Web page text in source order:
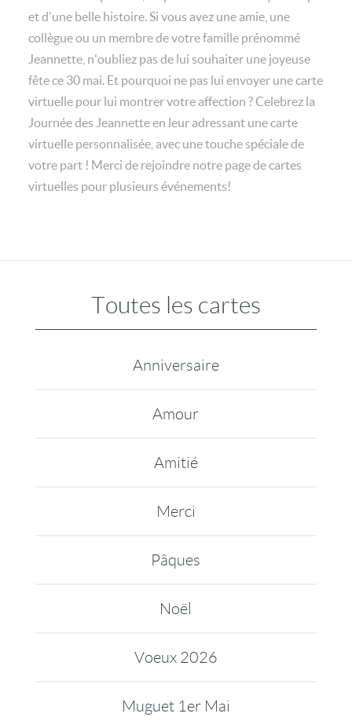
et d'une belle histoire. Si vous avez une amie, une
collègue ou un membre de votre famille prénommé
Jeannette, n'oubliez pas de lui souhaiter une joyeuse
fête ce 30 mai. Et pourquoi ne pas lui envoyer une carte
virtuelle pour lui montrer votre affection ? Celebrez la
Journée des Jeannette en leur adressant une carte
virtuelle personnalisée, avec une touche spéciale de
votre part ! Merci de rejoindre notre page de cartes
virtuelles pour plusieurs événements!
Toutes les cartes
Anniversaire
Amour
Amitié
Merci
Pâques
Noël
Voeux 2026
Muguet 1er Mai